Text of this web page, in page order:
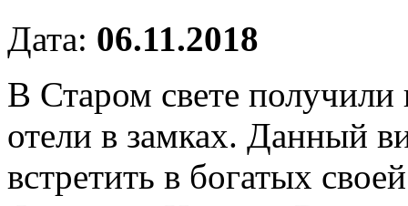
Дата: 06.11.2018
В Старом свете
отели в замках. Данный
встретить в богатых